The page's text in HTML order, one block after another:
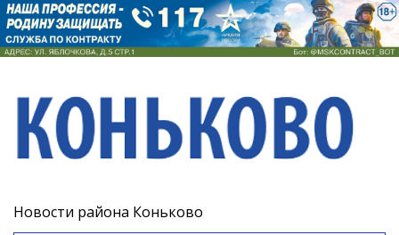
Новости района Коньково